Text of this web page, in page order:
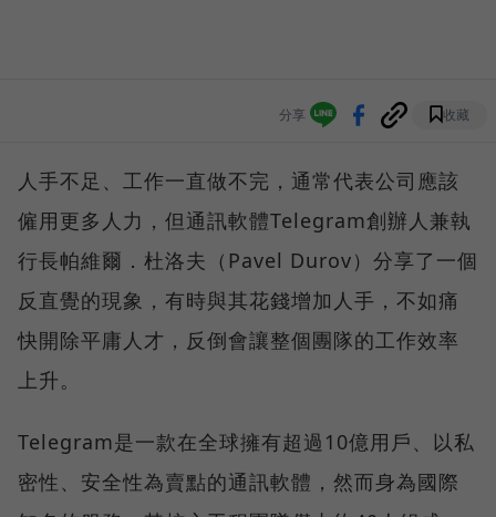
分享 收藏
人手不足、工作一直做不完，通常代表公司應該
僱用更多人力，但通訊軟體Telegram創辦人兼執
行長帕維爾．杜洛夫（Pavel Durov）分享了一個
反直覺的現象，有時與其花錢增加人手，不如痛
快開除平庸人才，反倒會讓整個團隊的工作效率
上升。
Telegram是一款在全球擁有超過10億用戶、以私
密性、安全性為賣點的通訊軟體，然而身為國際